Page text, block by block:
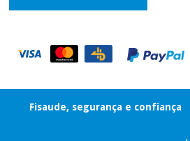
Fisaude, segurança e confiança